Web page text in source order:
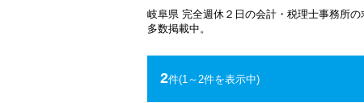
岐阜県 完全週休２日の会計・税理士事務所
多数掲載中。
2件(1～2件を表示中)